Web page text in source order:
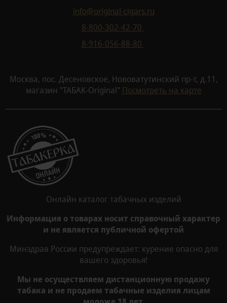
info@original-cigars.ru
8-800-302-42-70
8-916-056-88-80
Москва, пос. Десеновское, Нововатутинский пр-т, д.11,
магазин "ТАБАК-Original" Посмотреть на карте
Онлайн каталог табачных изделий
Информация о товарах носит справочный характер
и не является публичной офертой
Минздрав России предупреждает: курение опасно для
вашего здоровья!
Мы не осуществляем дистанционную продажу
табака и не продаем табачные изделия лицам